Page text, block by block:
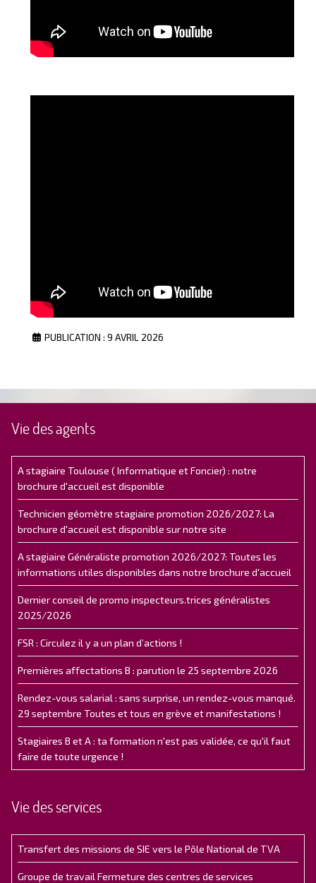
PUBLICATION : 9 AVRIL 2026
Vie des agents
A stagiaire Toulouse ( Informatique et Foncier) : notre
brochure d'accueil est disponible
Technicien géomètre stagiaire promotion 2026/2027: La
brochure d'accueil est disponible sur notre site
A stagiaire Généraliste promotion 2026/2027: Toutes les
informations utiles disponibles dans notre brochure d'accueil
Dernier conseil de promo inspecteurs.trices généralistes
2025/2026
FSR : Circulez il y a un plan d’actions !
Premières affectations B : parution le 25 septembre 2026
Rendez-vous salarial : sans surprise, un rendez-vous manqué.
29 septembre Toutes et tous en grève et manifestations !
Stagiaires B et A : ta formation n'est pas validée, ce qu'il faut
faire de toute urgence !
Vie des services
Transfert des missions de SIE vers le Pôle National de TVA
Groupe de travail Fermeture des centres de services